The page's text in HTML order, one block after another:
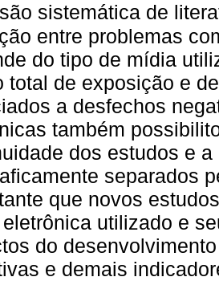
sistemática de
entre problemas
do tipo de mídia
total de exposição e
a desfechos
também
dos estudos e
separados
que novos
utilizado e
do
e demais